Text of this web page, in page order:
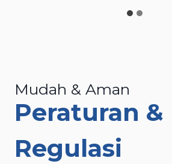
Mudah & Aman
Peraturan &
Regulasi